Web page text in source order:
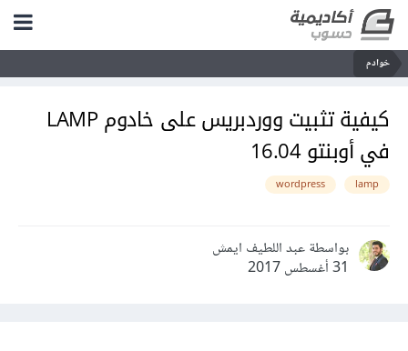
خوادم
كيفية تثبيت ووردبريس على خادوم LAMP
في أوبنتو 16.04
lamp
wordpress
بواسطة عبد اللطيف ايمش
31 أغسطس 2017